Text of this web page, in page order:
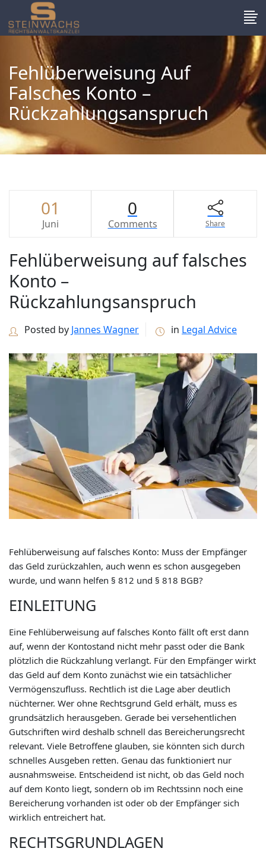
Fehlüberweisung Auf
Falsches Konto –
Rückzahlungsanspruch
01
Juni
0
Comments Share
Fehlüberweisung auf falsches
Konto –
Rückzahlungsanspruch
Posted by Jannes Wagner in Legal Advice
Fehlüberweisung auf falsches Konto: Muss der Empfänger
das Geld zurückzahlen, auch wenn es schon ausgegeben
wurde, und wann helfen § 812 und § 818 BGB?
EINLEITUNG
Eine Fehlüberweisung auf falsches Konto fällt oft erst dann
auf, wenn der Kontostand nicht mehr passt oder die Bank
plötzlich die Rückzahlung verlangt. Für den Empfänger wirkt
das Geld auf dem Konto zunächst wie ein tatsächlicher
Vermögenszufluss. Rechtlich ist die Lage aber deutlich
nüchterner. Wer ohne Rechtsgrund Geld erhält, muss es
grundsätzlich herausgeben. Gerade bei versehentlichen
Gutschriften wird deshalb schnell das Bereicherungsrecht
relevant. Viele Betroffene glauben, sie könnten sich durch
schnelles Ausgeben retten. Genau das funktioniert nur
ausnahmsweise. Entscheidend ist nicht, ob das Geld noch
auf dem Konto liegt, sondern ob im Rechtssinn noch eine
Bereicherung vorhanden ist oder ob der Empfänger sich
wirklich entreichert hat.
RECHTSGRUNDLAGEN